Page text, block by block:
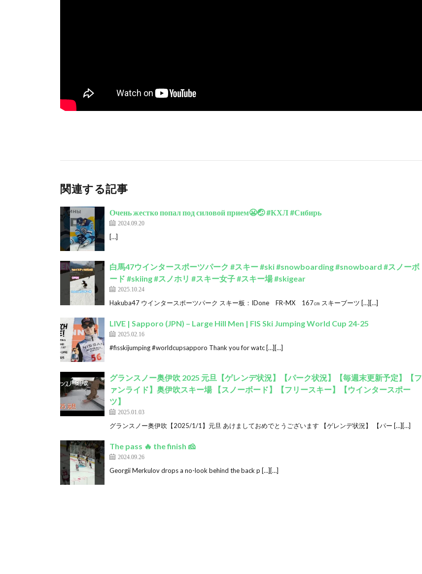
関連する記事
Очень жестко попал под силовой прием😬🤕 #КХЛ #Сибирь
2024.09.20
[…]
白馬47ウインタースポーツパーク #スキー #ski #snowboarding #snowboard #スノーボ
ード #skiing #スノホリ #スキー女子 #スキー場 #skigear
2025.10.24
Hakuba47 ウインタースポーツパーク スキー板：IDone FR-MX 167㎝ スキーブーツ […][…]
LIVE | Sapporo (JPN) – Large Hill Men | FIS Ski Jumping World Cup 24-25
2025.02.16
#fisskijumping #worldcupsapporo Thank you for watc […][…]
グランスノー奥伊吹 2025 元旦【ゲレンデ状況】【パーク状況】【毎週末更新予定】【フ
ァンライド】奥伊吹スキー場 【スノーボード】【フリースキー】【ウインタースポー
ツ】
2025.01.03
グランスノー奥伊吹【2025/1/1】元旦 あけましておめでとうございます 【ゲレンデ状況】 【パー […][…]
The pass 🔥 the finish 🧀
2024.09.26
Georgii Merkulov drops a no-look behind the back p […][…]